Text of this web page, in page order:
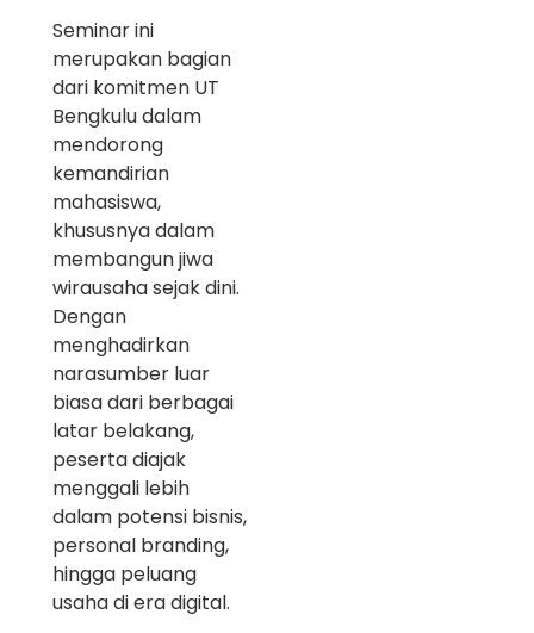
Seminar ini
merupakan bagian
dari komitmen UT
Bengkulu dalam
mendorong
kemandirian
mahasiswa,
khususnya dalam
membangun jiwa
wirausaha sejak dini.
Dengan
menghadirkan
narasumber luar
biasa dari berbagai
latar belakang,
peserta diajak
menggali lebih
dalam potensi bisnis,
personal branding,
hingga peluang
usaha di era digital.